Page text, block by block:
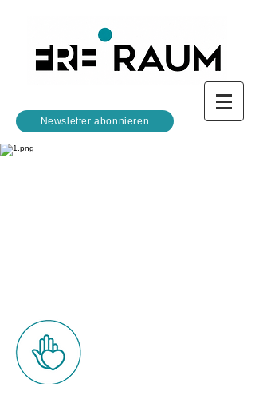
Newsletter abonnieren